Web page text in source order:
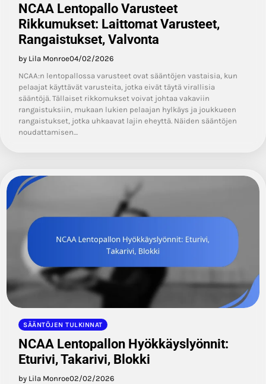
NCAA Lentopallo Varusteet
Rikkumukset: Laittomat Varusteet,
Rangaistukset, Valvonta
by Lila Monroe04/02/2026
NCAA:n lentopallossa varusteet ovat sääntöjen vastaisia, kun
pelaajat käyttävät varusteita, jotka eivät täytä virallisia
sääntöjä. Tällaiset rikkomukset voivat johtaa vakaviin
rangaistuksiin, mukaan lukien pelaajan hylkäys ja joukkueen
rangaistukset, jotka uhkaavat lajin eheyttä. Näiden sääntöjen
noudattamisen…
SÄÄNTÖJEN TULKINNAT
NCAA Lentopallon Hyökkäyslyönnit:
Eturivi, Takarivi, Blokki
by Lila Monroe02/02/2026